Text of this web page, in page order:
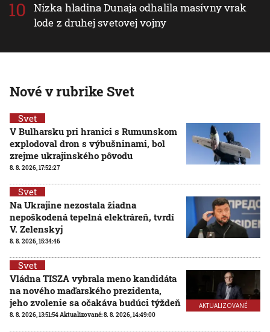
Nízka hladina Dunaja odhalila masívny vrak
lode z druhej svetovej vojny
Nové v rubrike Svet
Svet
V Bulharsku pri hranici s Rumunskom
explodoval dron s výbušninami, bol
zrejme ukrajinského pôvodu
8. 8. 2026, 17:52:27
Svet
Na Ukrajine nezostala žiadna
nepoškodená tepelná elektráreň, tvrdí
V. Zelenskyj
8. 8. 2026, 15:34:46
AKTUALIZOVANÉ
Svet
Vládna TISZA vybrala meno kandidáta
na nového maďarského prezidenta,
jeho zvolenie sa očakáva budúci týždeň
8. 8. 2026, 13:51:54Aktualizované:8. 8. 2026, 14:49:00